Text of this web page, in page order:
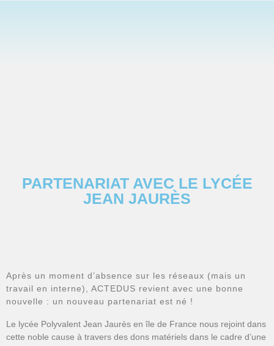
PARTENARIAT AVEC LE LYCÉE
JEAN JAURÈS
Après un moment d’absence sur les réseaux (mais un
travail en interne), ACTEDUS revient avec une bonne
nouvelle : un nouveau partenariat est né !
Le lycée Polyvalent Jean Jaurès en île de France nous rejoint dans
cette noble cause à travers des dons matériels dans le cadre d’une